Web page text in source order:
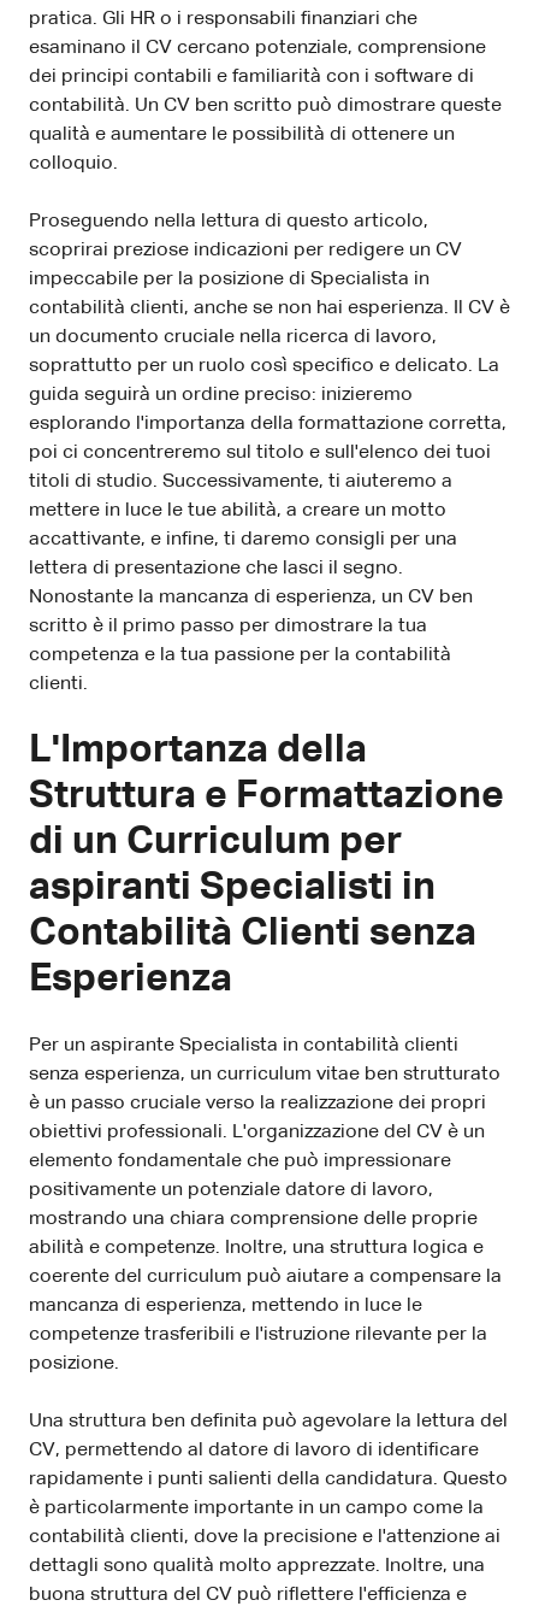
pratica. Gli HR o i responsabili finanziari che
esaminano il CV cercano potenziale, comprensione
dei principi contabili e familiarità con i software di
contabilità. Un CV ben scritto può dimostrare queste
qualità e aumentare le possibilità di ottenere un
colloquio.
Proseguendo nella lettura di questo articolo,
scoprirai preziose indicazioni per redigere un CV
impeccabile per la posizione di Specialista in
contabilità clienti, anche se non hai esperienza. Il CV è
un documento cruciale nella ricerca di lavoro,
soprattutto per un ruolo così specifico e delicato. La
guida seguirà un ordine preciso: inizieremo
esplorando l'importanza della formattazione corretta,
poi ci concentreremo sul titolo e sull'elenco dei tuoi
titoli di studio. Successivamente, ti aiuteremo a
mettere in luce le tue abilità, a creare un motto
accattivante, e infine, ti daremo consigli per una
lettera di presentazione che lasci il segno.
Nonostante la mancanza di esperienza, un CV ben
scritto è il primo passo per dimostrare la tua
competenza e la tua passione per la contabilità
clienti.
L'Importanza della
Struttura e Formattazione
di un Curriculum per
aspiranti Specialisti in
Contabilità Clienti senza
Esperienza
Per un aspirante Specialista in contabilità clienti
senza esperienza, un curriculum vitae ben strutturato
è un passo cruciale verso la realizzazione dei propri
obiettivi professionali. L'organizzazione del CV è un
elemento fondamentale che può impressionare
positivamente un potenziale datore di lavoro,
mostrando una chiara comprensione delle proprie
abilità e competenze. Inoltre, una struttura logica e
coerente del curriculum può aiutare a compensare la
mancanza di esperienza, mettendo in luce le
competenze trasferibili e l'istruzione rilevante per la
posizione.
Una struttura ben definita può agevolare la lettura del
CV, permettendo al datore di lavoro di identificare
rapidamente i punti salienti della candidatura. Questo
è particolarmente importante in un campo come la
contabilità clienti, dove la precisione e l'attenzione ai
dettagli sono qualità molto apprezzate. Inoltre, una
buona struttura del CV può riflettere l'efficienza e